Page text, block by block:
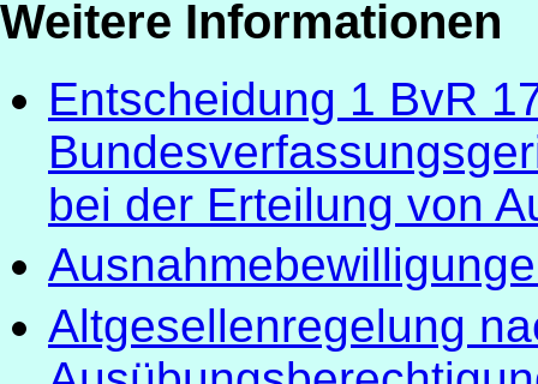
Weitere Informationen
Entscheidung 1 BvR
bei der Erteilung von
Altgesellenregelung